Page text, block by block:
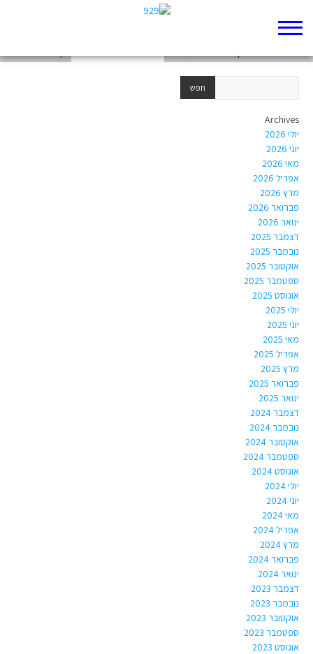
Archives
יולי 2026
יוני 2026
מאי 2026
אפריל 2026
מרץ 2026
פברואר 2026
ינואר 2026
דצמבר 2025
נובמבר 2025
אוקטובר 2025
ספטמבר 2025
אוגוסט 2025
יולי 2025
יוני 2025
מאי 2025
אפריל 2025
מרץ 2025
פברואר 2025
ינואר 2025
דצמבר 2024
נובמבר 2024
אוקטובר 2024
ספטמבר 2024
אוגוסט 2024
יולי 2024
יוני 2024
מאי 2024
אפריל 2024
מרץ 2024
פברואר 2024
ינואר 2024
דצמבר 2023
נובמבר 2023
אוקטובר 2023
ספטמבר 2023
אוגוסט 2023